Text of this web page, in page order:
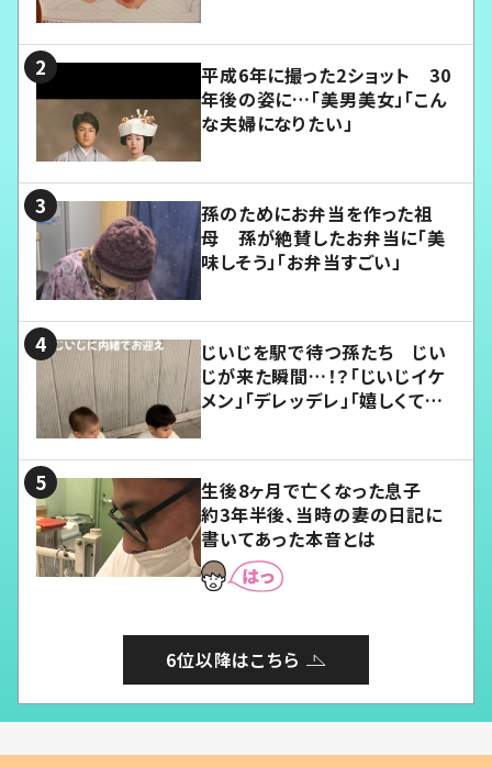
平成6年に撮った2ショット 30
年後の姿に…「美男美女」「こん
な夫婦になりたい」
孫のためにお弁当を作った祖
母 孫が絶賛したお弁当に「美
味しそう」「お弁当すごい」
じいじを駅で待つ孫たち じい
じが来た瞬間…！？「じいじイケ
メン」「デレッデレ」「嬉しくて可
生後8ヶ月で亡くなった息子
約3年半後、当時の妻の日記に
書いてあった本音とは
6位以降はこちら